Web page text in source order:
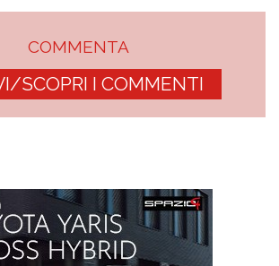
COMMENTA
SCOPRI I COMMENTI